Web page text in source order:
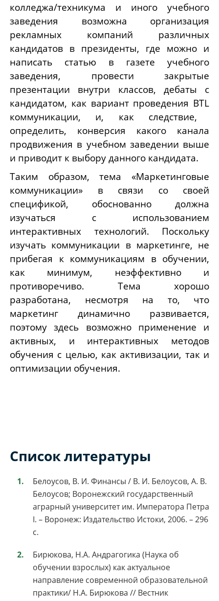
колледжа/техникума и иного учебного
заведения возможна организация
рекламных компаний различных
кандидатов в президенты, где можно и
написать статью в газете учебного
заведения, провести закрытые
презентации внутри классов, дебаты с
кандидатом, как вариант проведения ВTL
коммуникации, и, как следствие,
определить, конверсия какого канала
продвижения в учебном заведении выше
и приводит к выбору данного кандидата.
Таким образом, тема «Маркетинговые
коммуникации» в связи со своей
спецификой, обоснованно должна
изучаться с использованием
интерактивных технологий. Поскольку
изучать коммуникации в маркетинге, не
прибегая к коммуникациям в обучении,
как минимум, неэффективно и
противоречиво. Тема хорошо
разработана, несмотря на то, что
маркетинг динамично развивается,
поэтому здесь возможно применение и
активных, и интерактивных методов
обучения с целью, как активизации, так и
оптимизации обучения.
Список литературы
Белоусов, В. И. Финансы / В. И. Белоусов, А. В.
Белоусов; Воронежский государственный
аграрный университет им. Императора Петра
I. – Воронеж: Издательство Истоки, 2006. – 296
с.
Бирюкова, Н.А. Андрагогика (Наука об
обучении взрослых) как актуальное
направление современной образовательной
практики/ Н.А. Бирюкова // Вестник